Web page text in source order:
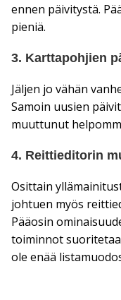
ennen päivitystä.
pieniä.
3. Karttapohjien
Jäljen jo vähän
Samoin uusien
muuttunut
4. Reittieditorin
Osittain
johtuen myös
Pääosin
toiminnot
ole enää